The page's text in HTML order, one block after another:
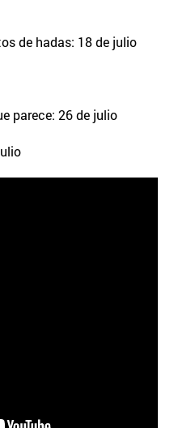
de hadas: 18 de julio
parece: 26 de julio